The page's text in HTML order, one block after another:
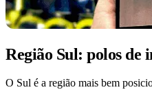
Região Sul: polos de
O Sul é a região mais bem